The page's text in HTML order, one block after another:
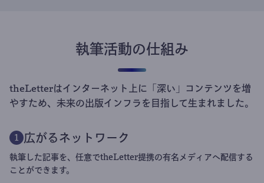
執筆活動の仕組み
theLetterはインターネット上に「深い」コンテンツを増
やすため、未来の出版インフラを目指して生まれました。
1 広がるネットワーク
執筆した記事を、任意でtheLetter提携の有名メディアへ配信する
ことができます。